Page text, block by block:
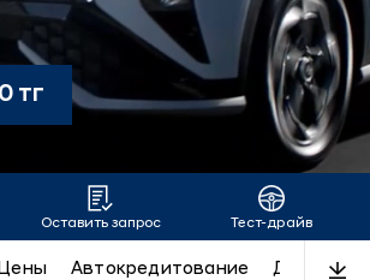
тг
Оставить запрос Тест-драйв
Автокредитование Дизайн